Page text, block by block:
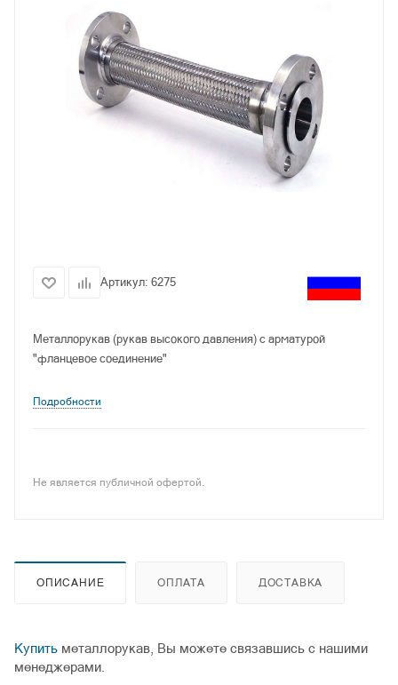
Артикул: 6275
Металлорукав (рукав высокого давления) с арматурой
"фланцевое соединение"
Подробности
Не является публичной офертой.
ОПИСАНИЕ ОПЛАТА ДОСТАВКА
Купить металлорукав, Вы можете связавшись с нашими
менеджерами.